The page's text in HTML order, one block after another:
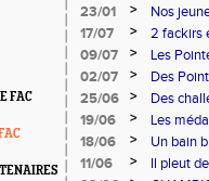
FAC
23/01
>
Nos
17/07
>
2 fackirs
minimes
09/07 >
Les
02/07
>
Des
25/06
>
Des
19/06
>
Les
18/06
>
Un bain
11/06
>
Il pleut